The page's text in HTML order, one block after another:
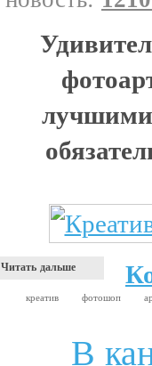
Читать дальше
креатив фотошоп
В